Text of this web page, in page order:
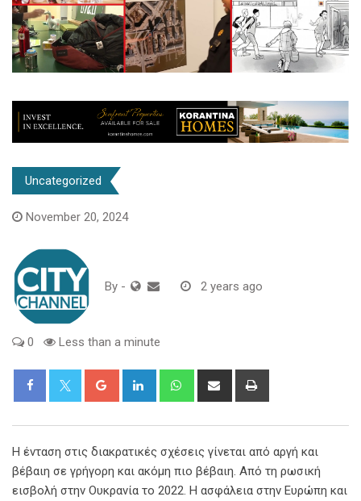
Uncategorized
November 20, 2024
By - 2 years ago
0 Less than a minute
Google+ LinkedIn WhatsappShare
Η ένταση στις διακρατικές σχέσεις γίνεται από αργή και
βέβαιη σε γρήγορη και ακόμη πιο βέβαιη. Από τη ρωσική
εισβολή στην Ουκρανία το 2022. Η ασφάλεια στην Ευρώπη και